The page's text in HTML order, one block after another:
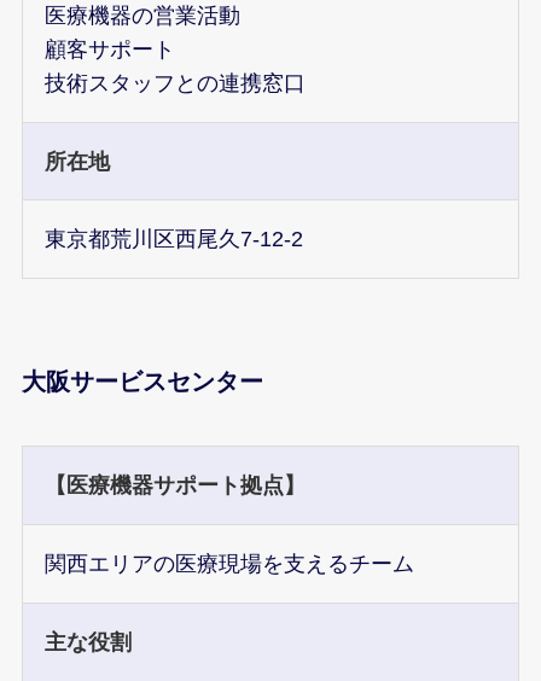
医療機器の営業活動
顧客サポート
技術スタッフとの連携窓口
所在地
東京都荒川区西尾久7-12-2
大阪サービスセンター
【医療機器サポート拠点】
関西エリアの医療現場を支えるチーム
主な役割